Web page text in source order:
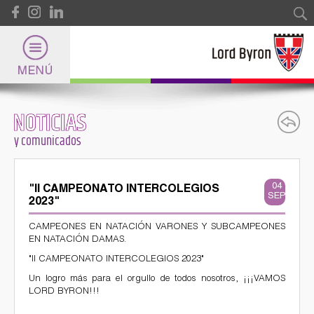
Pasar al contenido principal
Internacional
NOTICIAS
y comunicados
"II CAMPEONATO INTERCOLEGIOS
2023"
04
SEP
CAMPEONES EN NATACIÓN VARONES Y SUBCAMPEONES
EN NATACIÓN DAMAS.
"II CAMPEONATO INTERCOLEGIOS 2023"
Un logro más para el orgullo de todos nosotros, ¡¡¡VAMOS
LORD BYRON!!!